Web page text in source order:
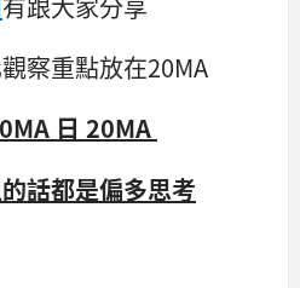
察重點放在20MA
日 20MA
話都是偏多思考